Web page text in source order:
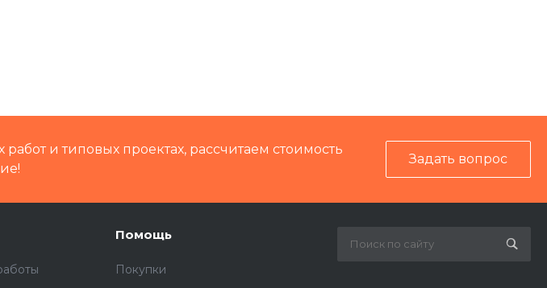
и типовых проектах, рассчитаем стоимость
Задать вопрос
Помощь
Покупки